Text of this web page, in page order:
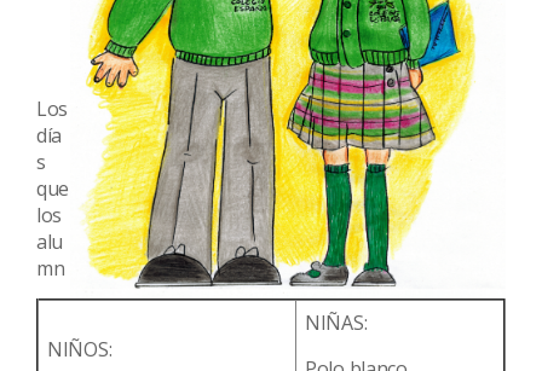
NIÑOS:
NIÑAS:
Los
día
s
que
los
alu
mn